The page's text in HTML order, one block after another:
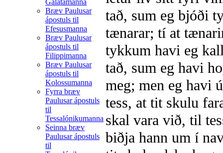
Galatamanna
Bræv Paulusar
ápostuls til
Efesusmanna
Bræv Paulusar
ápostuls til
Filippimanna
Bræv Paulusar
ápostuls til
Kolossumanna
Fyrra bræv
Paulusar ápostuls
til
Tessalónikumanna
Seinna bræv
Paulusar ápostuls
til
tað, sum eg bjóði
tænarar; tí at
tykkum havi eg
tað, sum eg havi
meg; men eg havi
tess, at tit skulu
skal vara við, til
biðja hann um í